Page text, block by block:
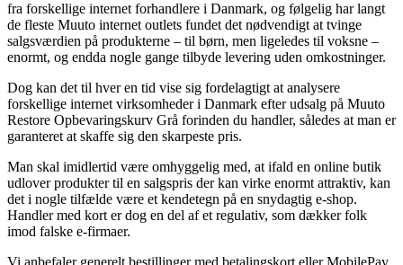
fra forskellige internet forhandlere i Danmark, og følgelig har langt
de fleste Muuto internet outlets fundet det nødvendigt at tvinge
salgsværdien på produkterne – til børn, men ligeledes til voksne –
enormt, og endda nogle gange tilbyde levering uden omkostninger.
Dog kan det til hver en tid vise sig fordelagtigt at analysere
forskellige internet virksomheder i Danmark efter udsalg på Muuto
Restore Opbevaringskurv Grå forinden du handler, således at man er
garanteret at skaffe sig den skarpeste pris.
Man skal imidlertid være omhyggelig med, at ifald en online butik
udlover produkter til en salgspris der kan virke enormt attraktiv, kan
det i nogle tilfælde være et kendetegn på en snydagtig e-shop.
Handler med kort er dog en del af et regulativ, som dækker folk
imod falske e-firmaer.
Vi anbefaler generelt bestillinger med betalingskort eller MobilePay.